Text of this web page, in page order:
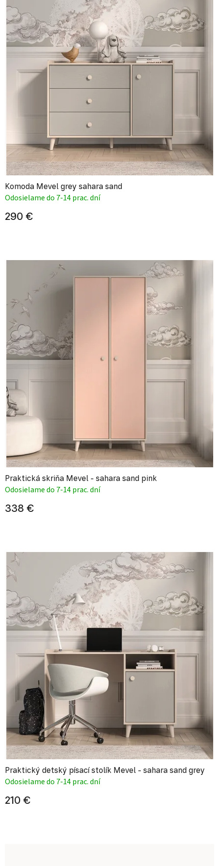
Komoda Mevel grey sahara sand
Odosielame do 7-14 prac. dní
290 €
Praktická skriňa Mevel - sahara sand pink
Odosielame do 7-14 prac. dní
338 €
Praktický detský písací stolík Mevel - sahara sand grey
Odosielame do 7-14 prac. dní
210 €